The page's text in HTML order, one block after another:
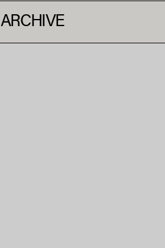
ARCHIVE